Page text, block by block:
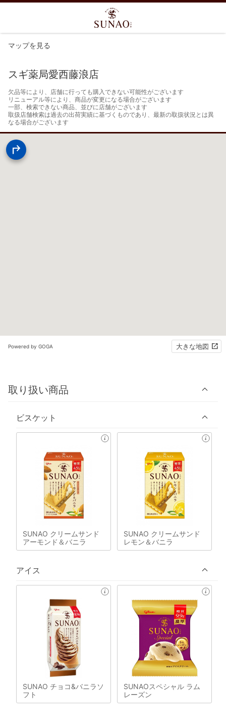
マップを見る
スギ薬局愛西藤浪店
欠品等により、店舗に行っても購入できない可能性がございます
リニューアル等により、商品が変更になる場合がございます
一部、検索できない商品、並びに店舗がございます
取扱店舗検索は過去の出荷実績に基づくものであり、最新の取扱状況とは異
なる場合がございます
Powered by GOGA 大きな地図
取り扱い商品
ビスケット
SUNAO クリームサンド
アーモンド＆バニラ
SUNAO クリームサンド
レモン＆バニラ
アイス
SUNAO チョコ&バニラソ
フト
SUNAOスペシャル ラム
レーズン